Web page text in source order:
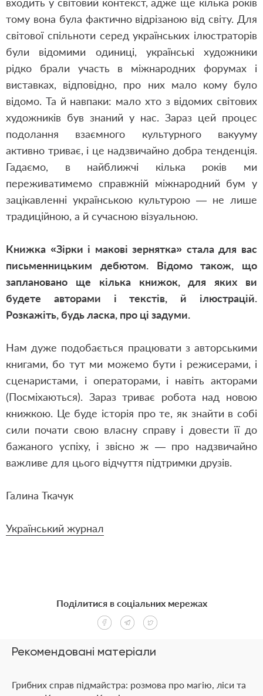
тому вона була фактично відрізаною від світу. Для
світової спільноти серед українських ілюстраторів
були відомими одиниці, українські художники
рідко брали участь в міжнародних форумах і
виставках, відповідно, про них мало кому було
відомо. Та й навпаки: мало хто з відомих світових
художників був знаний у нас. Зараз цей процес
подолання взаємного культурного вакууму
активно триває, і це надзвичайно добра тенденція.
Гадаємо, в найближчі кілька років ми
переживатимемо справжній міжнародний бум у
зацікавленні українською культурою — не лише
традиційною, а й сучасною візуальною.
Книжка «Зірки і макові зернятка» стала для вас
письменницьким дебютом. Відомо також, що
заплановано ще кілька книжок, для яких ви
будете авторами і текстів, й ілюстрацій.
Розкажіть, будь ласка, про ці задуми.
Нам дуже подобається працювати з авторськими
книгами, бо тут ми можемо бути і режисерами, і
сценаристами, і операторами, і навіть акторами
(Посміхаються). Зараз триває робота над новою
книжкою. Це буде історія про те, як знайти в собі
сили почати свою власну справу і довести її до
бажаного успіху, і звісно ж — про надзвичайно
важливе для цього відчуття підтримки друзів.
Галина Ткачук
Український журнал
Рекомендовані матеріали
Грибних справ підмайстра: розмова про магію, ліси та
Поділитися в соціальних мережах